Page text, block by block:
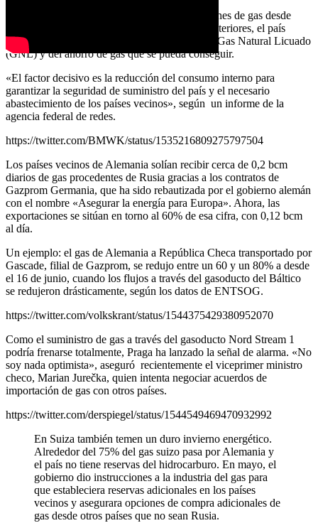
Pero el gobierno ha sido claro: si las exportaciones de gas desde
Alemania siguen al mismo nivel que en años anteriores, el país
sufrirá escasez, a pesar de las importaciones de Gas Natural Licuado
(GNL) y del ahorro de gas que se pueda conseguir.
«El factor decisivo es la reducción del consumo interno para
garantizar la seguridad de suministro del país y el necesario
abastecimiento de los países vecinos», según un informe de la
agencia federal de redes.
https://twitter.com/BMWK/status/1535216809275797504
Los países vecinos de Alemania solían recibir cerca de 0,2 bcm
diarios de gas procedentes de Rusia gracias a los contratos de
Gazprom Germania, que ha sido rebautizada por el gobierno alemán
con el nombre «Asegurar la energía para Europa». Ahora, las
exportaciones se sitúan en torno al 60% de esa cifra, con 0,12 bcm
al día.
Un ejemplo: el gas de Alemania a República Checa transportado por
Gascade, filial de Gazprom, se redujo entre un 60 y un 80% a desde
el 16 de junio, cuando los flujos a través del gasoducto del Báltico
se redujeron drásticamente, según los datos de ENTSOG.
https://twitter.com/volkskrant/status/1544375429380952070
Como el suministro de gas a través del gasoducto Nord Stream 1
podría frenarse totalmente, Praga ha lanzado la señal de alarma. «No
soy nada optimista», aseguró recientemente el viceprimer ministro
checo, Marian Jurečka, quien intenta negociar acuerdos de
importación de gas con otros países.
https://twitter.com/derspiegel/status/1544549469470932992
En Suiza también temen un duro invierno energético.
Alrededor del 75% del gas suizo pasa por Alemania y
el país no tiene reservas del hidrocarburo. En mayo, el
gobierno dio instrucciones a la industria del gas para
que estableciera reservas adicionales en los países
vecinos y asegurara opciones de compra adicionales de
gas desde otros países que no sean Rusia.